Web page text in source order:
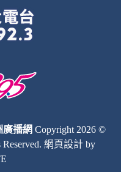
廣播網 Copyright 2026 ©
網頁設計 by